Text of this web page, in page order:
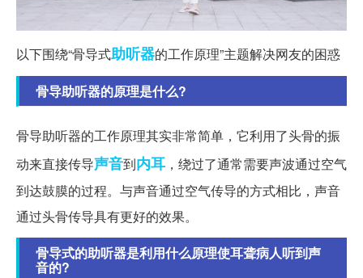
以下围绕“骨导式助听器的工作原理”主题解决网友的困惑
骨导助听器的原理是什么?
骨导助听器的工作原理其实非常简单，它利用了头骨的振
动来直接传导声音到内耳 ，绕过了通常需要声波通过空气
到达鼓膜的过程。与声音通过空气传导的方式相比，声音
通过头骨传导具有更好的效果。
骨导式的助听器是利用什么原理使耳聋病人听到声
音的?